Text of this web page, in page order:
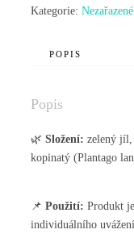
Kategorie: Nezařazené
POPIS
Popis
🌿 Složení: zelený
kopinatý (Plantago
📌 Použití: Produkt
individuálního